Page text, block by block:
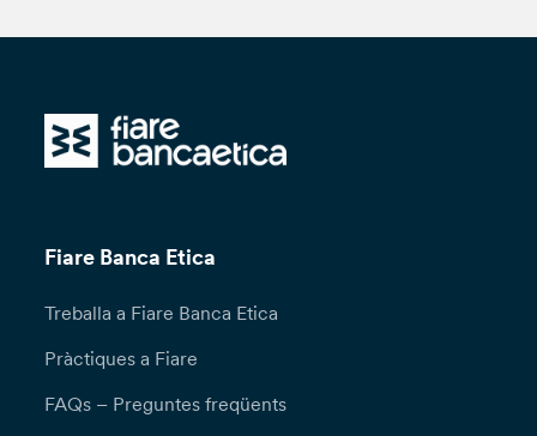
Fiare Banca Etica
Treballa a Fiare Banca Etica
Pràctiques a Fiare
FAQs – Preguntes freqüents